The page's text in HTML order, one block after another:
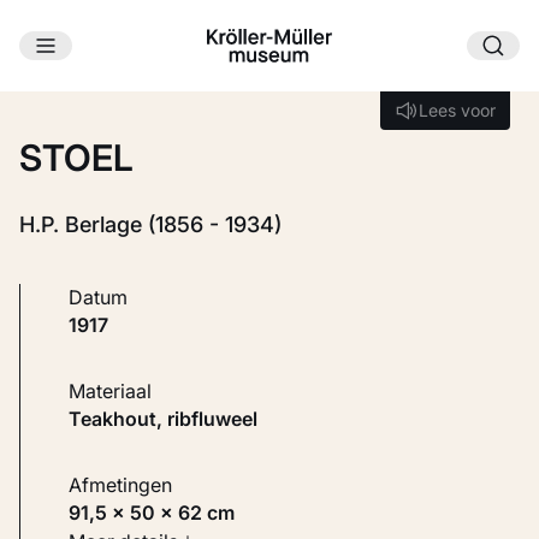
Ga naar hoofdinhoud
Lees voor
Lees voor
STOEL
H.P. Berlage (1856 - 1934)
Datum
1917
Materiaal
Teakhout, ribfluweel
Afmetingen
91,5 × 50 × 62 cm